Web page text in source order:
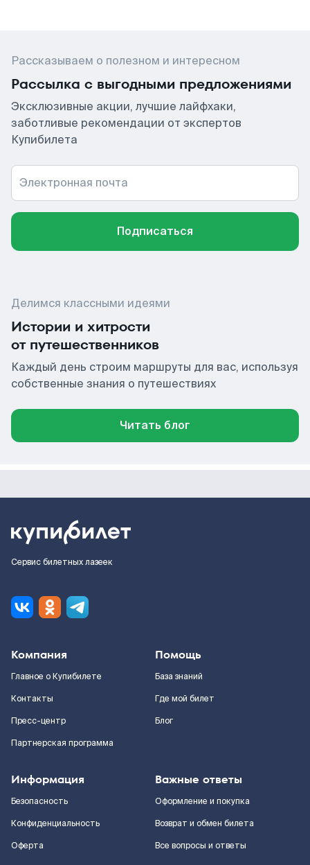
Рассказываем о полезном и интересном
Рассылка с выгодными предложениями
Эксклюзивные акции, лучшие лайфхаки,
заботливые рекомендации от экспертов
Купибилета
Электронная почта
Подписаться
Делимся классными идеями
Истории и хитрости
от путешественников
Каждый день строим маршруты для вас, используя
собственные знания о путешествиях
Читать блог
Сервис билетных лазеек
Компания
Главное о Купибилете
Контакты
Пресс-центр
Партнерская программа
Помощь
База знаний
Где мой билет
Блог
Информация
Безопасность
Конфиденциальность
Оферта
Важные ответы
Оформление и покупка
Возврат и обмен билета
Все вопросы и ответы